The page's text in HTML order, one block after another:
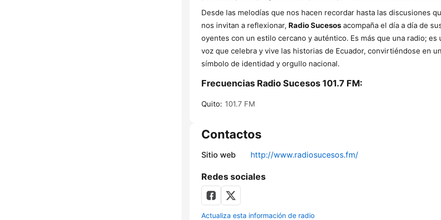
Desde las melodías que nos hacen recordar hasta las discusiones
nos invitan a reflexionar, Radio Sucesos acompaña el día a día de
oyentes con un estilo cercano y auténtico. Es más que una radio; es
voz que celebra y vive las historias de Ecuador, convirtiéndose en un
símbolo de identidad y orgullo nacional.
Frecuencias Radio Sucesos 101.7 FM:
Quito: 101.7 FM
Contactos
Sitio web http://www.radiosucesos.fm/
Redes sociales
Actualiza esta información de radio